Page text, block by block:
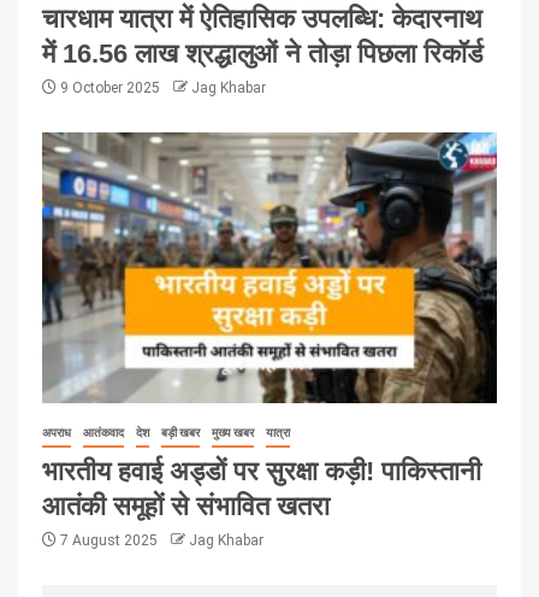
चारधाम यात्रा में ऐतिहासिक उपलब्धि: केदारनाथ
में 16.56 लाख श्रद्धालुओं ने तोड़ा पिछला रिकॉर्ड
9 October 2025 Jag Khabar
अपराध आतंकवाद देश बड़ी खबर मुख्य खबर यात्रा
भारतीय हवाई अड्डों पर सुरक्षा कड़ी! पाकिस्तानी
आतंकी समूहों से संभावित खतरा
7 August 2025 Jag Khabar